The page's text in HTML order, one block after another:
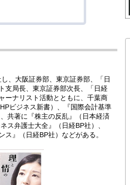
、大阪証券部、東京証券部、「日
支局長、東京証券部次長、「日経
ーナリスト活動とともに、千葉商
ビジネス新書）、『国際会計基準
共著に『株主の反乱』（日本経済
ス弁護士大全』（日経BP社）、
』（日経BP社）などがある。